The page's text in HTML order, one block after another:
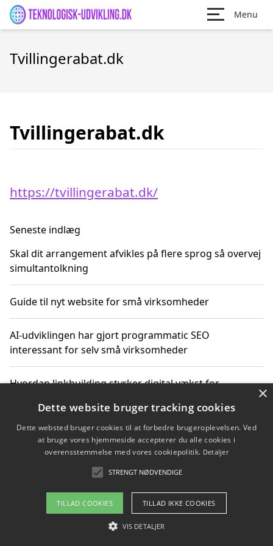
Menu
Tvillingerabat.dk
Tvillingerabat.dk
https://tvillingerabat.dk/
Seneste indlæg
Skal dit arrangement afvikles på flere sprog så overvej
simultantolkning
Guide til nyt website for små virksomheder
AI-udviklingen har gjort programmatic SEO
interessant for selv små virksomheder
Hvordan linkbuilding styrker digital vækst for
Sådan har udviklingen inden for genbrug af elektronik
ændret sig
Copyright 2026 - Pilanto Aps
Om / kontakt
×
Dette website bruger tracking cookies
Dette websted bruger cookies til at forbedre brugeroplevelsen. Ved
at bruge vores hjemmeside accepterer du alle cookies i
overensstemmelse med vores cookiepolitik. Detaljer
STRENGT NØDVENDIGE
TILLAD COOKIES TILLAD IKKE COOKIES
VIS DETALJER